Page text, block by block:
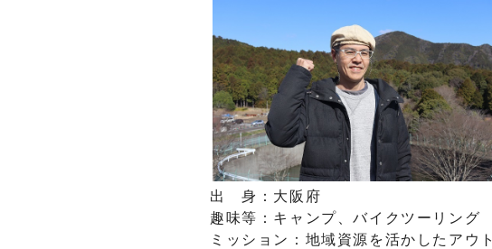
出 身：大阪府
趣味等：キャンプ、バイクツーリング
ミッション：地域資源を活かしたアウト